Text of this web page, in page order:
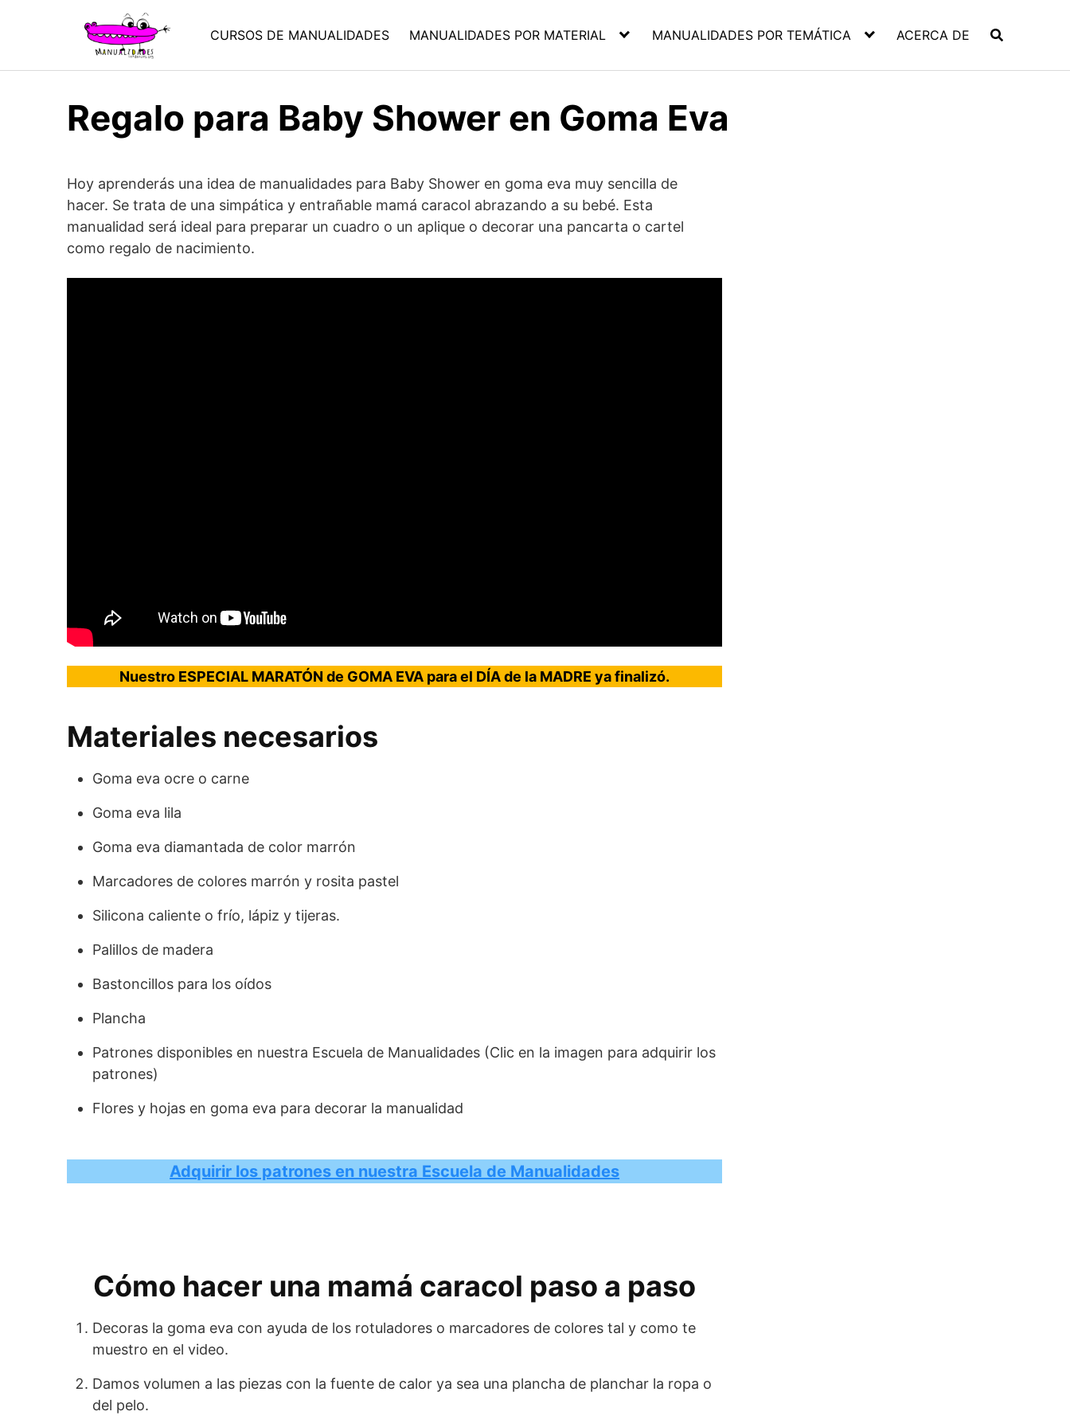
CURSOS DE MANUALIDADES MANUALIDADES POR MATERIAL MANUALIDADES POR TEMÁTICA ACERCA DE
Regalo para Baby Shower en Goma Eva
Hoy aprenderás una idea de manualidades para Baby Shower en goma eva muy sencilla de
hacer. Se trata de una simpática y entrañable mamá caracol abrazando a su bebé. Esta
manualidad será ideal para preparar un cuadro o un aplique o decorar una pancarta o cartel
como regalo de nacimiento.
Nuestro ESPECIAL MARATÓN de GOMA EVA para el DÍA de la MADRE ya finalizó.
Materiales necesarios
Goma eva ocre o carne
Goma eva lila
Goma eva diamantada de color marrón
Marcadores de colores marrón y rosita pastel
Silicona caliente o frío, lápiz y tijeras.
Palillos de madera
Bastoncillos para los oídos
Plancha
Patrones disponibles en nuestra Escuela de Manualidades (Clic en la imagen para adquirir los
patrones)
Flores y hojas en goma eva para decorar la manualidad
Adquirir los patrones en nuestra Escuela de Manualidades
Cómo hacer una mamá caracol paso a paso
Decoras la goma eva con ayuda de los rotuladores o marcadores de colores tal y como te
muestro en el video.
Damos volumen a las piezas con la fuente de calor ya sea una plancha de planchar la ropa o
del pelo.